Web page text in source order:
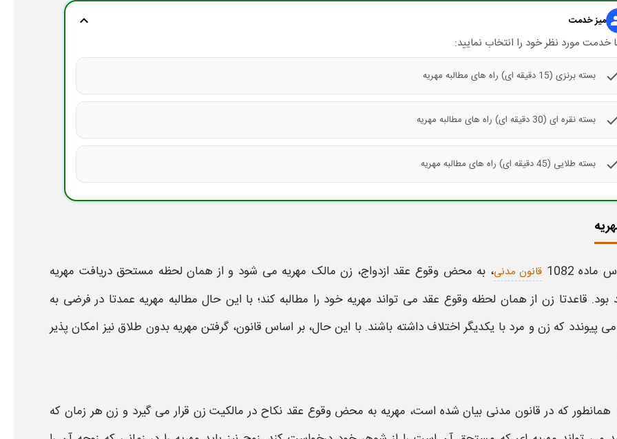
میز خدمت expand_more
خدمت مورد نظر خود را انتخاب نمایید:
بسته برنزی (15 دقیقه ای) راه های مطالبه مهریه
بسته نقره ای (30 دقیقه ای) راه های مطالبه مهریه
بسته طلایی (45 دقیقه ای) راه های مطالبه مهریه
1082 قانون مدنی، به محض وقوع عقد ازدواج، زن مالک مهریه می شود و از همان لحظه مستحق دریافت مهریه
بود. قاعدتا زن از همان لحظه وقوع عقد می تواند مهریهخود را مطالبه کند؛ با این حال مطالبه مهریه عمدتا در فرضی به
پیوندد که زن و مرد با یکدیگر اختلاف داشته باشند. با این حال، بر اساس قانون، گرفتن مهریه بدون طلاقنیز امکان پذیر
همانطور که در قانون مدنی بیان شده است، مهریه به محض وقوع عقد نکاح در مالکیت زن قرار می گیرد و زن هر زمان که